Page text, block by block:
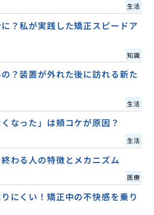
生活
？私が実践した矯正スピードア
知識
？装置が外れた後に訪れる新た
生活
くなった」は頬コケが原因？
生活
わる人の特徴とメカニズム
医療
にくい！矯正中の不快感を乗り